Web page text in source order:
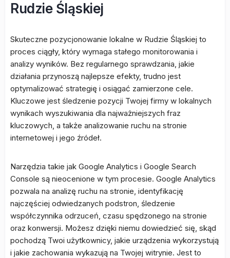
Rudzie Śląskiej
Skuteczne pozycjonowanie lokalne w Rudzie Śląskiej to
proces ciągły, który wymaga stałego monitorowania i
analizy wyników. Bez regularnego sprawdzania, jakie
działania przynoszą najlepsze efekty, trudno jest
optymalizować strategię i osiągać zamierzone cele.
Kluczowe jest śledzenie pozycji Twojej firmy w lokalnych
wynikach wyszukiwania dla najważniejszych fraz
kluczowych, a także analizowanie ruchu na stronie
internetowej i jego źródeł.
Narzędzia takie jak Google Analytics i Google Search
Console są nieocenione w tym procesie. Google Analytics
pozwala na analizę ruchu na stronie, identyfikację
najczęściej odwiedzanych podstron, śledzenie
współczynnika odrzuceń, czasu spędzonego na stronie
oraz konwersji. Możesz dzięki niemu dowiedzieć się, skąd
pochodzą Twoi użytkownicy, jakie urządzenia wykorzystują
i jakie zachowania wykazują na Twojej witrynie. Jest to